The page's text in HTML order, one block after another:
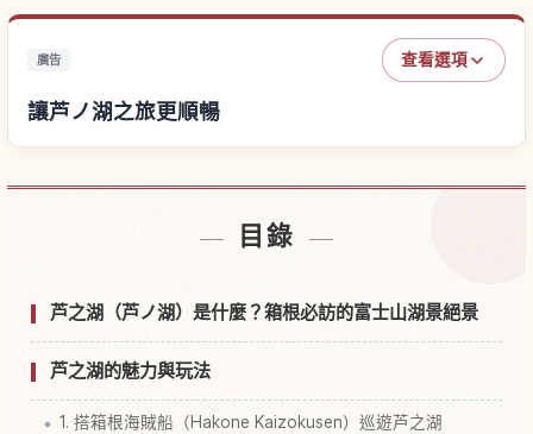
廣告 查看選項
讓芦ノ湖之旅更順暢
目錄
芦之湖（芦ノ湖）是什麼？箱根必訪的富士山湖景絕景
芦之湖的魅力與玩法
1. 搭箱根海賊船（Hakone Kaizokusen）巡遊芦之湖